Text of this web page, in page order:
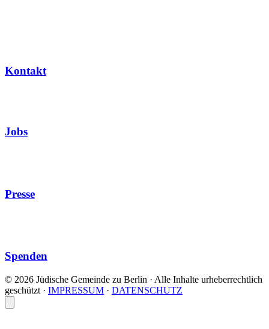
Kontakt
Jobs
Presse
Spenden
© 2026 Jüdische Gemeinde zu Berlin · Alle Inhalte urheberrechtlich
geschützt · IMPRESSUM · DATENSCHUTZ